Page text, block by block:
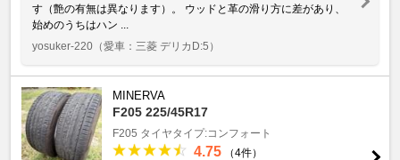
す（艶の有無は異なります）。 ウッドと革の滑り方に差があり、
始めのうちはハン ...
yosuker-220 （愛車：三菱 デリカD:5）
MINERVA
F205 225/45R17
F205 タイヤタイプ:コンフォート
4.75 （4件）